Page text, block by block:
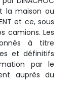
la maison ou
et ce, sous
camions. Les
à titre
et définitifs
par le
auprès du